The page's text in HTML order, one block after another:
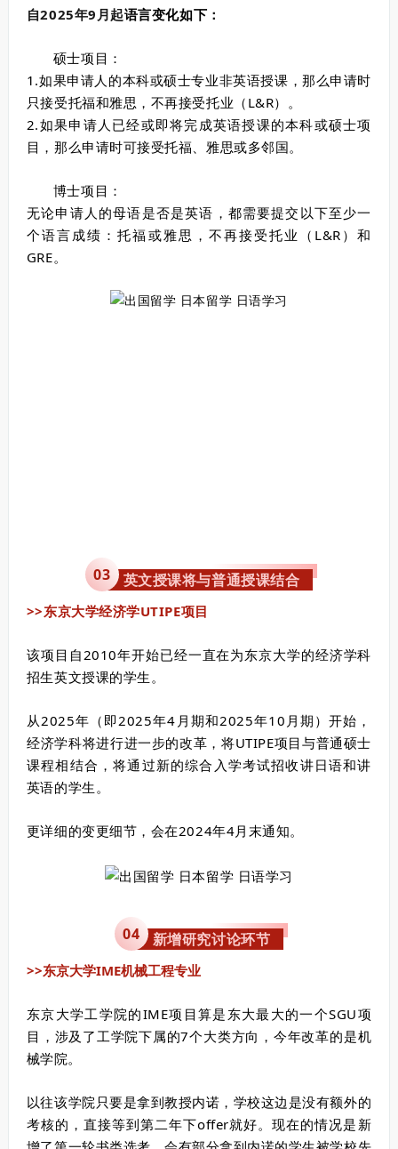
自2025年9月起语言变化如下 ：
硕士项目：
1.如果申请人的本科或硕士专业非英语授课，那么申请时
只接受托福和雅思，不再接受托业（L&R）。
2.如果申请人已经或即将完成英语授课的本科或硕士项
目，那么申请时可接受托福、雅思或多邻国。
博士项目：
无论申请人的母语是否是英语，都需要提交以下至少一
个语言成绩：托福或雅思，不再接受托业（L&R）和
GRE。
03 英文授课将与普通授课结合
>>东京大学经济学UTIPE项目
该项目自2010年开始已经一直在为东京大学的经济学科
招生英文授课的学生。
从2025年（即2025年4月期和2025年10月期）开始，
经济学科将进行进一步的改革，将UTIPE项目与普通硕士
课程相结合，将通过新的综合入学考试招收讲日语和讲
英语的学生。
更详细的变更细节，会在2024年4月末通知。
04 新增研究讨论环节
>>东京大学IME机械工程专业
东京大学工学院的IME项目算是东大最大的一个SGU项
目，涉及了工学院下属的7个大类方向，今年改革的是机
械学院。
以往该学院只要是拿到教授内诺，学校这边是没有额外的
考核的，直接等到第二年下offer就好。现在的情况是新